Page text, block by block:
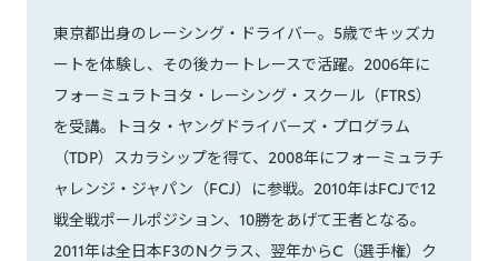
東京都出身のレーシング・ドライバー。5歳でキッズカ
ートを体験し、その後カートレースで活躍。2006年に
フォーミュラトヨタ・レーシング・スクール（FTRS）
を受講。トヨタ・ヤングドライバーズ・プログラム
（TDP）スカラシップを得て、2008年にフォーミュラチ
ャレンジ・ジャパン（FCJ）に参戦。2010年はFCJで12
戦全戦ポールポジション、10勝をあげて王者となる。
2011年は全日本F3のNクラス、翌年からC（選手権）ク